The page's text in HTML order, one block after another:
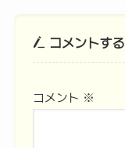
コメントする
コメント ※